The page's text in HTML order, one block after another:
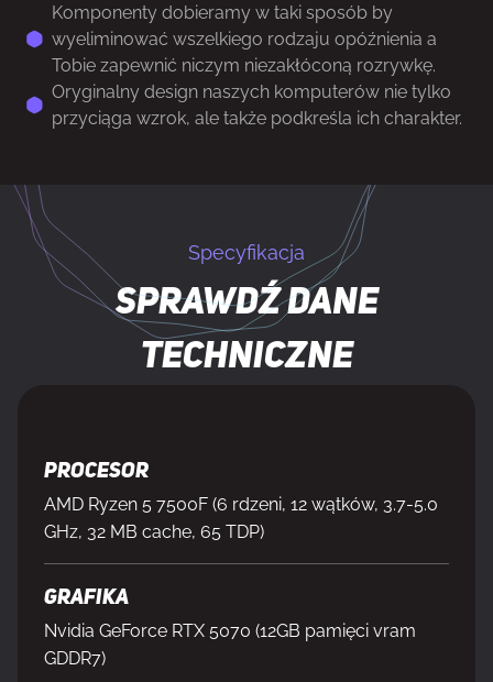
Komponenty dobieramy w taki sposób by
wyeliminować wszelkiego rodzaju opóźnienia a
Tobie zapewnić niczym niezakłóconą rozrywkę.
Oryginalny design naszych komputerów nie tylko
przyciąga wzrok, ale także podkreśla ich charakter.
Specyfikacja
Sprawdź dane
techniczne
Procesor
AMD Ryzen 5 7500F (6 rdzeni, 12 wątków, 3.7-5.0
GHz, 32 MB cache, 65 TDP)
Grafika
Nvidia GeForce RTX 5070 (12GB pamięci vram
GDDR7)